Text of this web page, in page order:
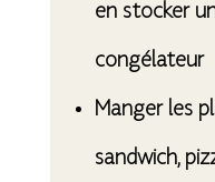
en stocker
congélateur
Manger les
sandwich,